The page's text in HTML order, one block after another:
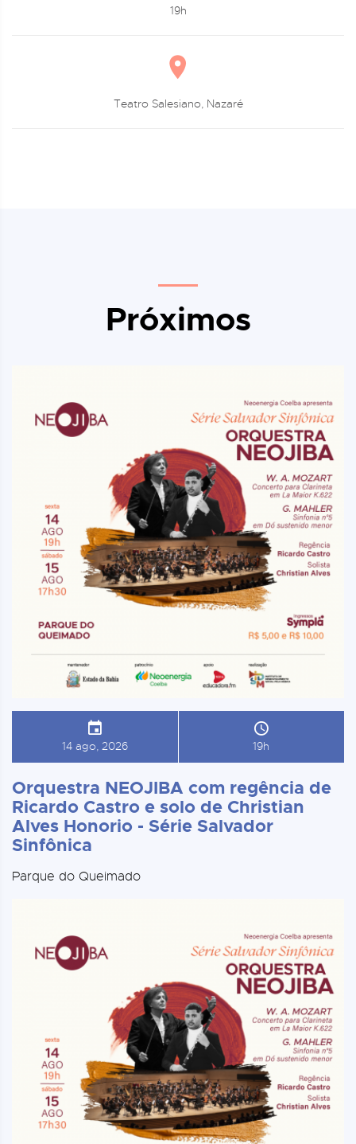
19h
Teatro Salesiano, Nazaré
Próximos
14 ago, 2026 19h
Orquestra NEOJIBA com regência de
Ricardo Castro e solo de Christian
Alves Honorio - Série Salvador
Sinfônica
Parque do Queimado